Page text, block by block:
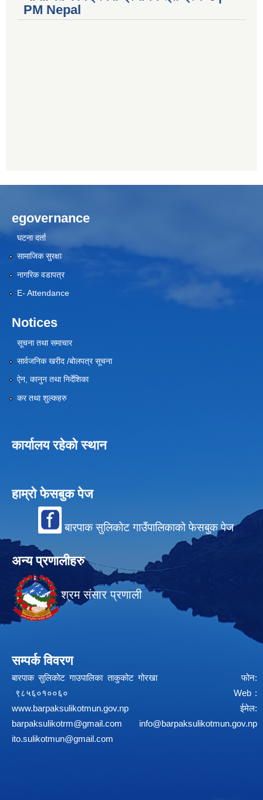
PM Nepal
egovernance
घटना दर्ता
सामाजिक सुरक्षा
नागरिक वडापत्र
E- Attendance
Notices
सूचना तथा समाचार
सार्वजनिक खरीद /बोलपत्र सूचना
ऐन, कानुन तथा निर्देशिका
कर तथा शुल्कहरु
कार्यालय रहेको स्थान
हाम्रो फेसबुक पेज
बारपाक सुलिकोट गाउँपालिकाको फेसबुक पेज
अन्य प्रणालीहरु
श्रम संसार प्रणाली
सम्पर्क विवरण
बारपाक सुलिकोट गाउपालिका ताकुकोट गोरखा फोन:
९८५६०१००६० Web :
www.barpaksulikotmun.gov.np
ईमेल:
barpaksulikotrm@gmail.com
info@barpaksulikotmun.gov.np
ito.sulikotmun@gmail.com